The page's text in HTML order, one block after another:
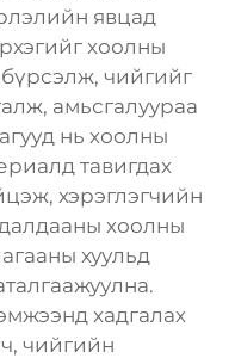
явцад
хоолны
чийгийг
амьсгалуураа
нь хоолны
тавигдах
хэрэглэгчийн
хоолны
хуульд
хадгалах
чийгийн